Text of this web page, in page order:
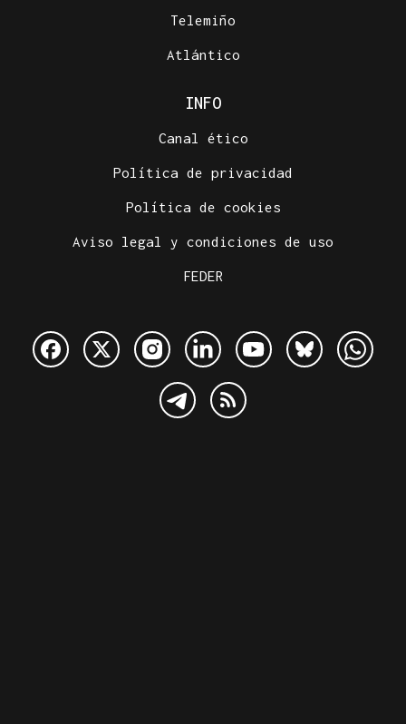
Telemiño
Atlántico
INFO
Canal ético
Política de privacidad
Política de cookies
Aviso legal y condiciones de uso
FEDER